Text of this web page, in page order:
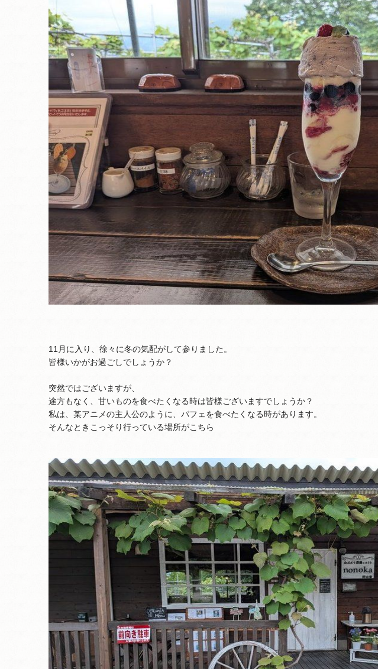
11月に入り、徐々に冬の気配がして参りました。
皆様いかがお過ごしでしょうか？
突然ではございますが、
途方もなく、甘いものを食べたくなる時は皆様ございますでしょうか？
私は、某アニメの主人公のように、パフェを食べたくなる時があります。
そんなときこっそり行っている場所がこちら